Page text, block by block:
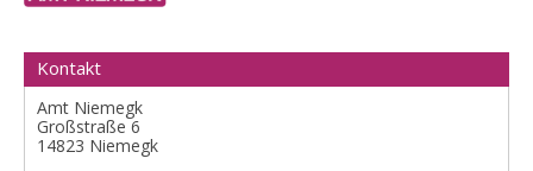
Kontakt
Amt Niemegk
Großstraße 6
14823 Niemegk